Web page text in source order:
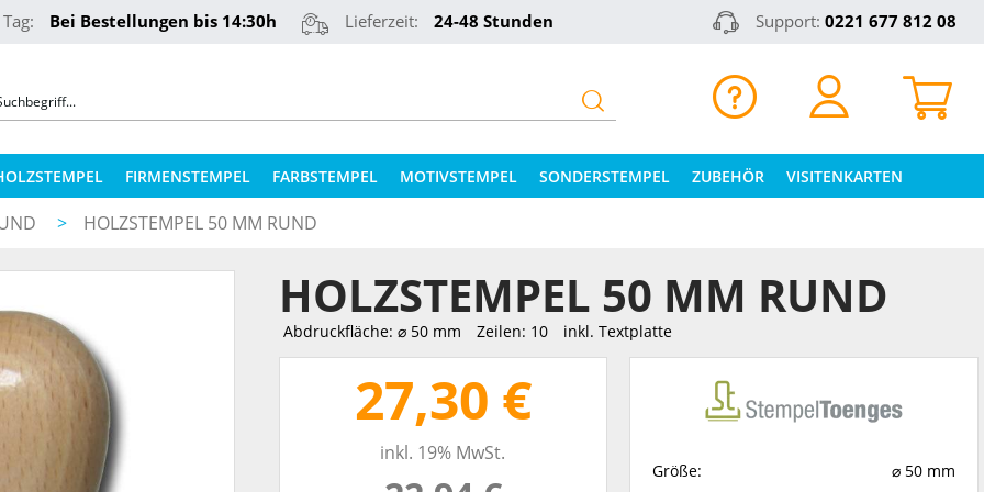
Bei Bestellungen bis 14:30h Lieferzeit: 24-48 Stunden Support: 0221 677 812 08
FIRMENSTEMPEL FARBSTEMPEL MOTIVSTEMPEL SONDERSTEMPEL
TEXTILSTEMPEL
ZUBEHÖR
COLOP STEMPELKISSEN
ERSATZPLATTEN NACH TYPEN
ERSATZPLATTEN NACH GRÖSSE
STEMPELKISSEN FÜR HOLZSTEMPEL
VISITENKARTEN
> HOLZSTEMPEL 50 MM RUND
HOLZSTEMPEL 50 MM RUND
Abdruckfläche: ⌀ 50 mm Zeilen: 10 inkl. Textplatte
27,30 €
inkl. 19% MwSt.
Größe:
⌀ 50 mm